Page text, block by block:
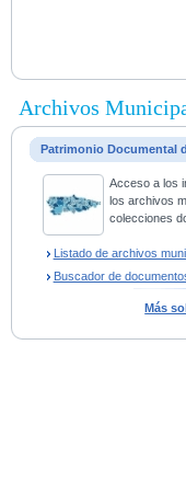
Archivos
Patrimonio Documental
Acceso a los
los archivos
colecciones
Listado de archivos
Buscador de
Más